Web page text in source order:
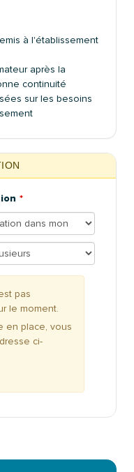
à l'établissement
après la
continuité
sur les besoins
pas
le moment.
en place, vous
ci-